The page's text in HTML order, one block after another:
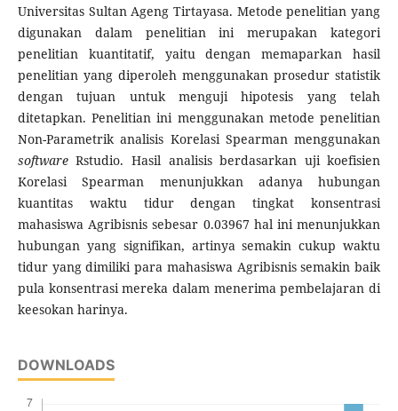
Universitas Sultan Ageng Tirtayasa. Metode penelitian yang
digunakan dalam penelitian ini merupakan kategori
penelitian kuantitatif, yaitu dengan memaparkan hasil
penelitian yang diperoleh menggunakan prosedur statistik
dengan tujuan untuk menguji hipotesis yang telah
ditetapkan. Penelitian ini menggunakan metode penelitian
Non-Parametrik analisis Korelasi Spearman menggunakan
softwareRstudio. Hasil analisis berdasarkan uji koefisien
Korelasi Spearman menunjukkan adanya hubungan
kuantitas waktu tidur dengan tingkat konsentrasi
mahasiswa Agribisnis sebesar 0.03967 hal ini menunjukkan
hubungan yang signifikan, artinya semakin cukup waktu
tidur yang dimiliki para mahasiswa Agribisnis semakin baik
pula konsentrasi mereka dalam menerima pembelajaran di
keesokan harinya.
DOWNLOADS